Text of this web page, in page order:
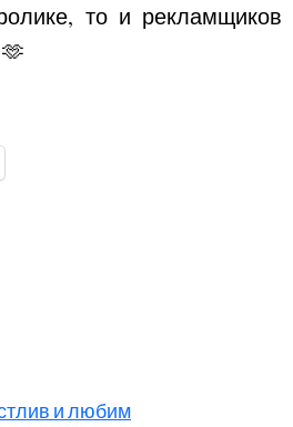
то и рекламщиков
и любим